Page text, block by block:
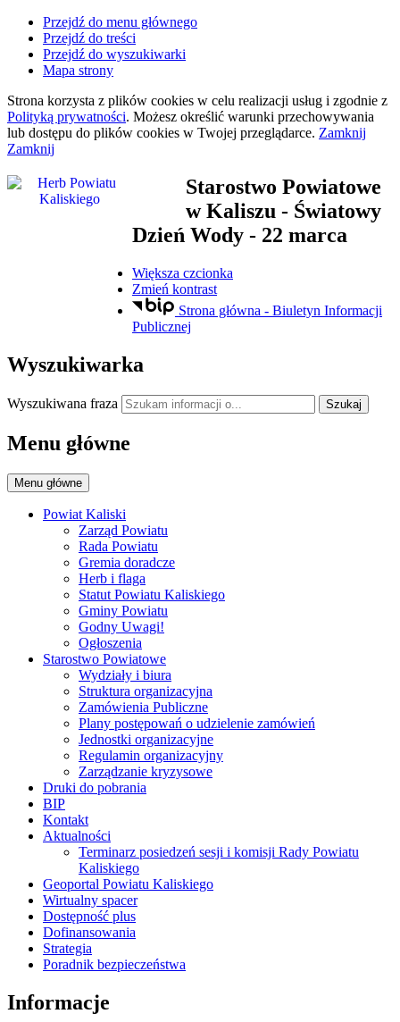
Przejdź do menu głównego
Przejdź do treści
Przejdź do wyszukiwarki
Mapa strony
Strona korzysta z plików cookies w celu realizacji usług i zgodnie z
Polityką prywatności. Możesz określić warunki przechowywania
lub dostępu do plików cookies w Twojej przeglądarce. Zamknij
Zamknij
Starostwo Powiatowe
w Kaliszu - Światowy
Dzień Wody - 22 marca
Większa czcionka
Zmień kontrast
Strona główna - Biuletyn Informacji
Publicznej
Wyszukiwarka
Wyszukiwana fraza Szukaj
Menu główne
Menu główne
Powiat Kaliski
Zarząd Powiatu
Rada Powiatu
Gremia doradcze
Herb i flaga
Statut Powiatu Kaliskiego
Gminy Powiatu
Godny Uwagi!
Ogłoszenia
Starostwo Powiatowe
Wydziały i biura
Struktura organizacyjna
Zamówienia Publiczne
Plany postępowań o udzielenie zamówień
Jednostki organizacyjne
Regulamin organizacyjny
Zarządzanie kryzysowe
Druki do pobrania
BIP
Kontakt
Aktualności
Terminarz posiedzeń sesji i komisji Rady Powiatu
Kaliskiego
Geoportal Powiatu Kaliskiego
Wirtualny spacer
Dostępność plus
Dofinansowania
Strategia
Poradnik bezpieczeństwa
Informacje